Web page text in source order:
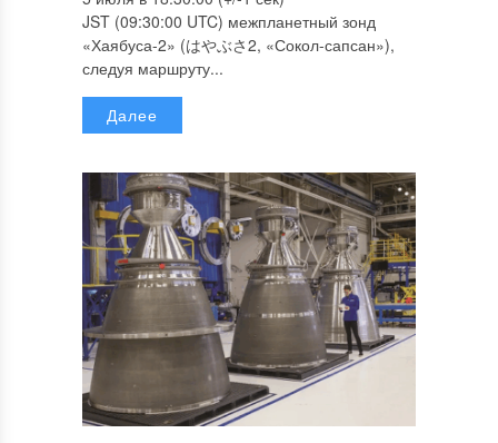
JST (09:30:00 UTC) межпланетный зонд
«Хаябуса-2» (はやぶさ2, «Сокол-сапсан»),
следуя маршруту...
Далее